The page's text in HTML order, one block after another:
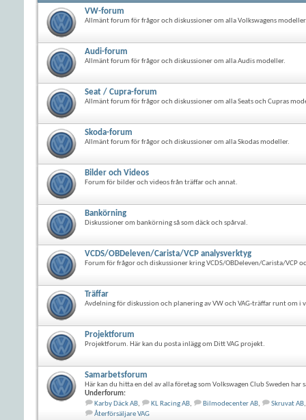
VW-forum
Allmänt forum för frågor och diskussioner om alla Volkswagens
Audi-forum
Allmänt forum för frågor och diskussioner om alla Audis modeller.
Seat / Cupra-forum
Allmänt forum för frågor och diskussioner om alla Seats och Cupras
Skoda-forum
Allmänt forum för frågor och diskussioner om alla Skodas modeller.
Bilder och Videos
Forum för bilder och videos från träffar och annat.
Bankörning
Diskussioner om bankörning så som däck och spårval.
VCDS/OBDeleven/Carista/VCP analysverktyg
Forum för frågor och diskussioner kring VCDS/OBDeleven/Carista/VCP
Träffar
Avdelning för diskussion och planering av VW och VAG-träffar runt om i
Projektforum
Projektforum. Här kan du posta inlägg om Ditt VAG projekt.
Samarbetsforum
Här kan du hitta en del av alla företag som Volkswagen Club Sweden
Underforum:
Karby Däck AB, KL Racing AB, Bilmodecenter AB, Skruvat AB,
Återförsäljare VAG